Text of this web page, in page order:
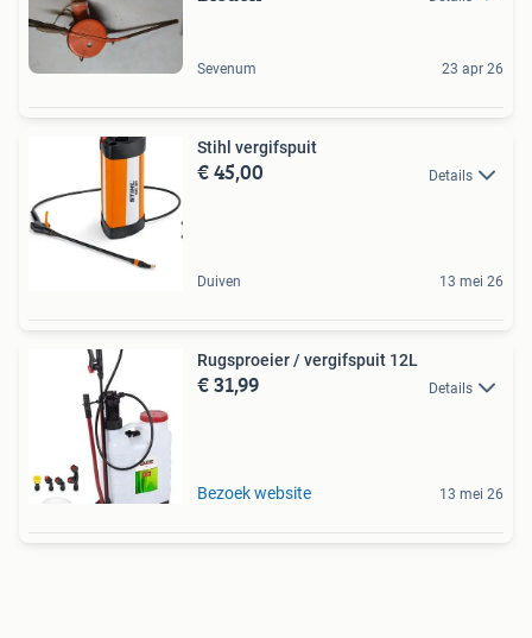
Sevenum 23 apr 26
Stihl vergifspuit
€ 45,00 Details
Duiven 13 mei 26
Rugsproeier / vergifspuit 12L
€ 31,99 Details
Bezoek website 13 mei 26